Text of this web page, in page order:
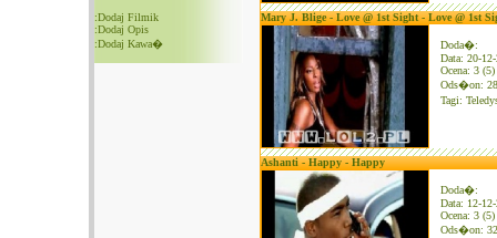
:Dodaj Filmik
:Dodaj Opis
:Dodaj Kawa�
Mary J. Blige - Love @ 1st Sight - Love @ 1st
Doda�:
Data: 20-
Ocena: 3 (5)
Ods�on:
Tagi:
Ashanti - Happy - Happy
Doda�:
Data: 12-
Ocena: 3 (5)
Ods�on: